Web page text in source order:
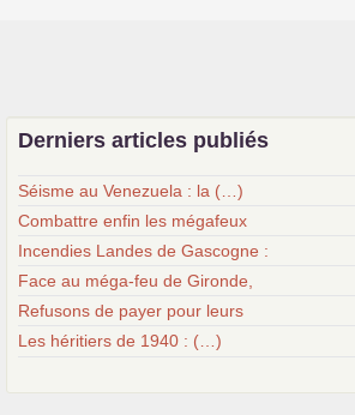
Derniers articles publiés
Séisme au Venezuela : la (…)
Combattre enfin les mégafeux
Incendies Landes de Gascogne :
Face au méga-feu de Gironde,
Refusons de payer pour leurs
Les héritiers de 1940 : (…)